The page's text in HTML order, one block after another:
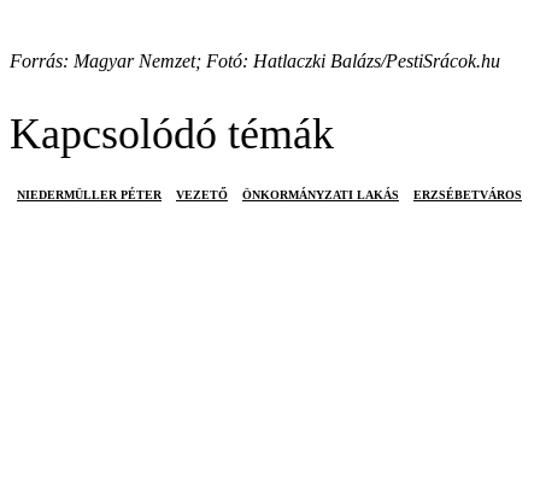
Forrás: Magyar Nemzet; Fotó: Hatlaczki Balázs/PestiSrácok.hu
Kapcsolódó témák
NIEDERMÜLLER PÉTER VEZETŐ ÖNKORMÁNYZATI LAKÁS ERZSÉBETVÁROS